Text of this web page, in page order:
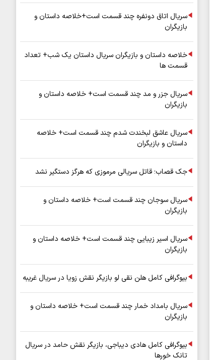
سریال اتاق دونفره چند قسمت است+خلاصه داستان و
بازیگران
خلاصه داستان و بازیگران سریال داستان یک شب+ تعداد
قسمت ها
سریال جزر و مد چند قسمت است+ خلاصه داستان و
بازیگران
سریال عاشق لبخندت شدم چند قسمت است+ خلاصه
داستان و بازیگران
جک قصاب؛ قاتل سریالی مرموزی که هرگز دستگیر نشد
سریال سوجان چند قسمت است+ خلاصه داستان و
بازیگران
سریال اسیر زیبایی چند قسمت است+ خلاصه داستان و
بازیگران
بیوگرافی کامل هلن نقی لو بازیگر نقش زویا در سریال غریبه
سریال بامداد خمار چند قسمت است+ خلاصه داستان و
بازیگران
بیوگرافی کامل هادی دیباجی، بازیگر نقش حامد در سریال
تانک خورها